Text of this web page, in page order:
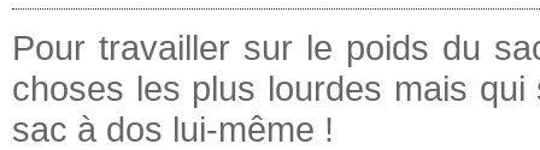
Pour travailler sur le poids du
choses les plus lourdes mais
sac à dos lui-même !